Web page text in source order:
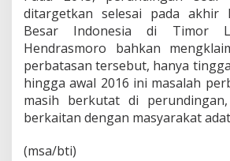
R
I
-
T
i
m
o
r
L
ditargetkan selesai pada akhir
Besar Indonesia di Timor
Hendrasmoro bahkan
perbatasan tersebut, hanya
hingga awal 2016 ini masalah
masih berkutat di
berkaitan dengan masyarakat
(msa/bti)